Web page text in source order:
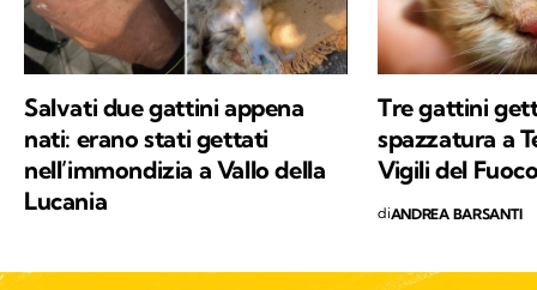
Salvati due gattini appena
nati: erano stati gettati
nell’immondizia a Vallo della
Lucania
Tre gattini
spazzatura a
Vigili del
diANDREA BARSANTI